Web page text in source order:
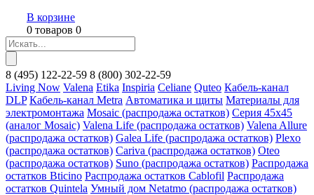
В корзине
0 товаров 0
8 (495) 122-22-59 8 (800) 302-22-59
Living Now Valena Etika Inspiria Celiane Quteo Кабель-канал
DLP Кабель-канал Metra Автоматика и щиты Материалы для
электромонтажа Mosaic (распродажа остатков) Серия 45х45
(аналог Mosaic) Valena Life (распродажа остатков) Valena Allure
(распродажа остатков) Galea Life (распродажа остатков) Plexo
(распродажа остатков) Cariva (распродажа остатков) Oteo
(распродажа остатков) Suno (распродажа остатков) Распродажа
остатков Bticino Распродажа остатков Cablofil Распродажа
остатков Quintela Умный дом Netatmo (распродажа остатков)